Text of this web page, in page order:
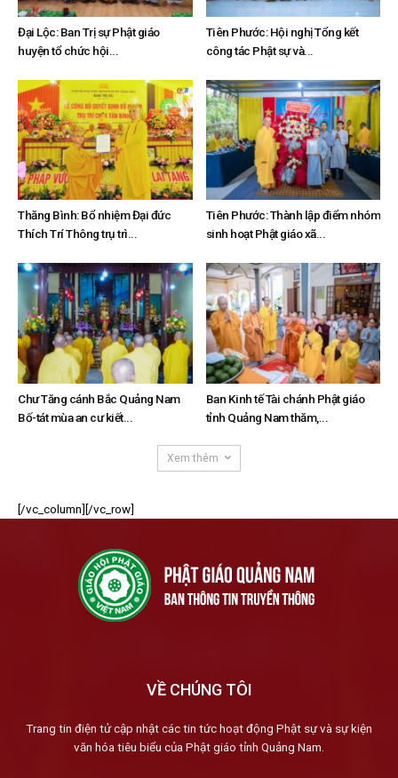
Đại Lộc: Ban Trị sự Phật giáo
huyện tổ chức hội...
Tiên Phước: Hội nghị Tổng kết
công tác Phật sự và...
Thăng Bình: Bổ nhiệm Đại đức
Thích Trí Thông trụ trì...
Tiên Phước: Thành lập điểm nhóm
sinh hoạt Phật giáo xã...
Chư Tăng cánh Bắc Quảng Nam
Bố-tát mùa an cư kiết...
Ban Kinh tế Tài chánh Phật giáo
tỉnh Quảng Nam thăm,...
Xem thêm
[/vc_column][/vc_row]
VỀ CHÚNG TÔI
Trang tin điện tử cập nhật các tin tức hoạt động Phật sự và sự kiện
văn hóa tiêu biểu của Phật giáo tỉnh Quảng Nam.